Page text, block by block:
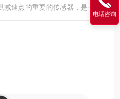
减速点的重要的传感器，是一种的
用的行程开关。
电话咨询